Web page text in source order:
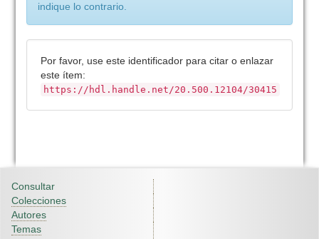
indique lo contrario.
Por favor, use este identificador para citar o enlazar
este ítem:
https://hdl.handle.net/20.500.12104/30415
Consultar
Colecciones
Autores
Temas